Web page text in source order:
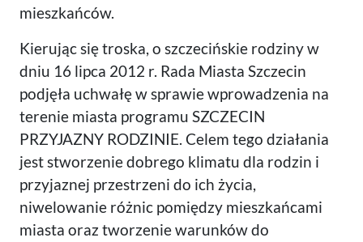
mieszkańców.
Kierując się troska, o szczecińskie rodziny w
dniu 16 lipca 2012 r. Rada Miasta Szczecin
podjęła uchwałę w sprawie wprowadzenia na
terenie miasta programu SZCZECIN
PRZYJAZNY RODZINIE. Celem tego działania
jest stworzenie dobrego klimatu dla rodzin i
przyjaznej przestrzeni do ich życia,
niwelowanie różnic pomiędzy mieszkańcami
miasta oraz tworzenie warunków do